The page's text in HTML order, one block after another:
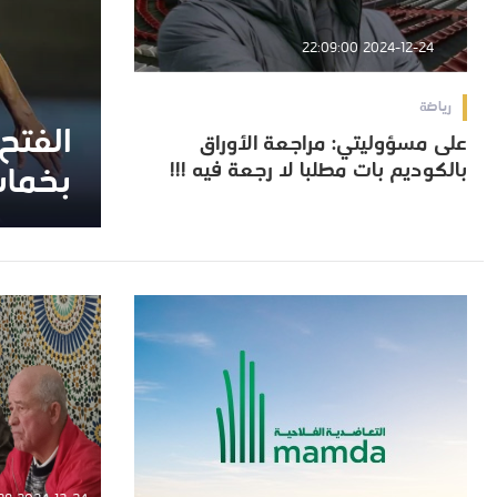
2024-12-24 22:09:00
رياضة
على مسؤوليتي: مراجعة الأوراق
بالكوديم بات مطلبا لا رجعة فيه !!!
على مسؤوليتي: مراجعة الأوراق
بالكوديم بات مطلبا لا رجعة فيه !!!